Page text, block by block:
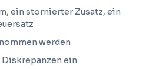
ein stornierter Zusatz, ein
werden
ein